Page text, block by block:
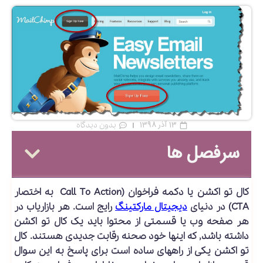
13 آذر 1398 بدون دیدگاه
سرفصل ها
کال تو اکشن یا دکمه فراخوان (Call To Action به اختصار
CTA) در دنیای
دیجیتال مارکتینگرایج است. هر بازاریاب در
هر صفحه وب یا قسمتی از محتوا باید یک کال تو اکشن
داشته باشد, که اینها خود صحنه رقابت جدیدی هستند. کال
تو اکشن یکی از راههای ساده است برای پاسخ به این سوال